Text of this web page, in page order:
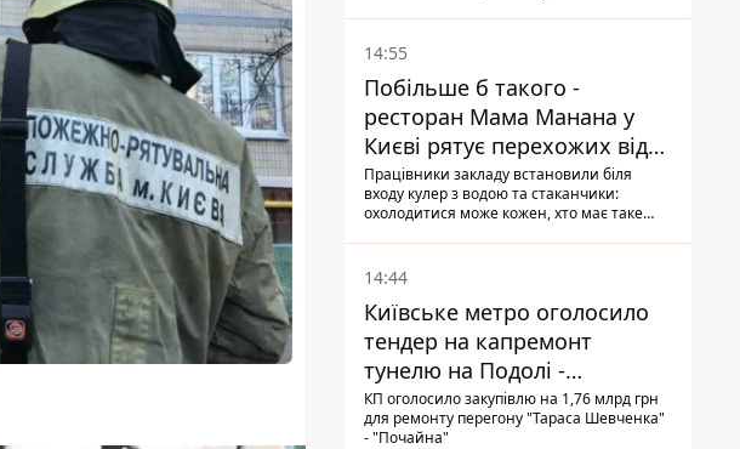
більше коштів
14:55
Побільше б такого -
ресторан Мама Манана у
Києві рятує перехожих від
спеки
Працівники закладу встановили біля
входу кулер з водою та стаканчики:
охолодитися може кожен, хто має таке
14:44
Київське метро оголосило
тендер на капремонт
тунелю на Подолі -
триватиме майже два роки
КП оголосило закупівлю на 1,76 млрд грн
для ремонту перегону "Тараса Шевченка"
- "Почайна"